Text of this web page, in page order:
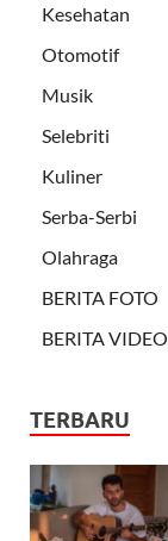
Kesehatan
Otomotif
Musik
Selebriti
Kuliner
Serba-Serbi
Olahraga
BERITA FOTO
BERITA VIDEO
TERBARU